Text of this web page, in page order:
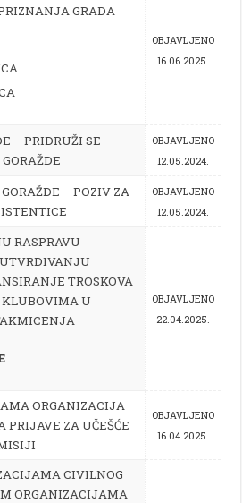
GRADA
OBJAVLJENO
16.06.2025.
– PRIDRUŽI SE
OBJAVLJENO
12.05.2024.
– POZIV ZA
OBJAVLJENO
12.05.2024.
RASPRAVU-
TROSKOVA
KLUBOVIMA U
OBJAVLJENO
22.04.2025.
ORGANIZACIJA
PRIJAVE ZA UČEŠĆE
OBJAVLJENO
16.04.2025.
CIVILNOG
ORGANIZACIJAMA